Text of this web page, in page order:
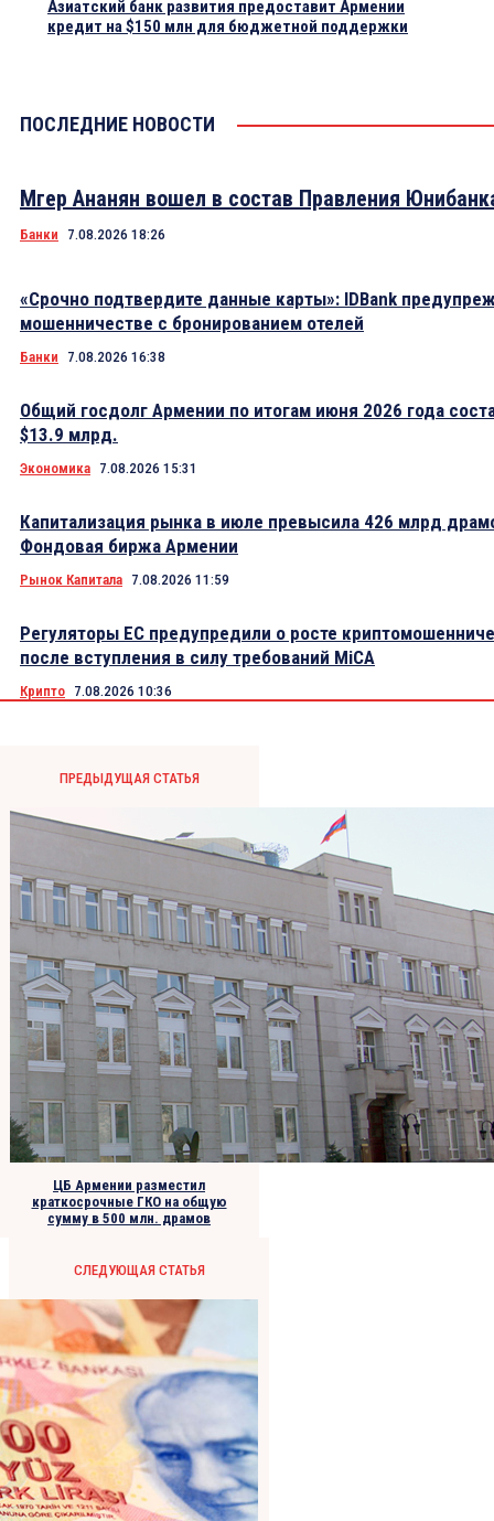
Азиатский банк развития предоставит Армении
кредит на $150 млн для бюджетной поддержки
ПОСЛЕДНИЕ НОВОСТИ
Мгер Ананян вошел в состав Правления
Банки 7.08.2026 18:26
«Срочно подтвердите данные карты»: IDBank
мошенничестве с бронированием отелей
Банки 7.08.2026 16:38
Общий госдолг Армении по итогам июня 2026 года
$13.9 млрд.
Экономика 7.08.2026 15:31
Капитализация рынка в июле превысила 426 млрд
Фондовая биржа Армении
Рынок Капитала 7.08.2026 11:59
Регуляторы ЕС предупредили о росте
после вступления в силу требований MiCA
Крипто 7.08.2026 10:36
ПРЕДЫДУЩАЯ СТАТЬЯ
ЦБ Армении разместил
краткосрочные ГКО на общую
сумму в 500 млн. драмов
СЛЕДУЮЩАЯ СТАТЬЯ